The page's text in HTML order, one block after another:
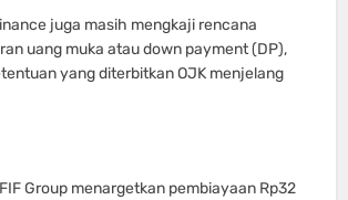
juga masih mengkaji rencana
uang muka atau down payment (DP),
yang diterbitkan OJK menjelang
Group menargetkan pembiayaan Rp32